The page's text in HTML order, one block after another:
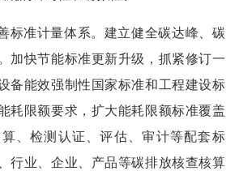
标准计量体系。建立健全碳达峰、碳
加快节能标准更新升级，抓紧修订一
备能效强制性国家标准和工程建设标
耗限额要求，扩大能耗限额标准覆盖
、检测认证、评估、审计等配套标
行业、企业、产品等碳排放核查核算